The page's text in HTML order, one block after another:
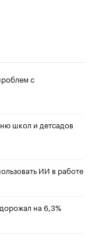
с
школ и детсадов
ИИ в работе
на 6,3%